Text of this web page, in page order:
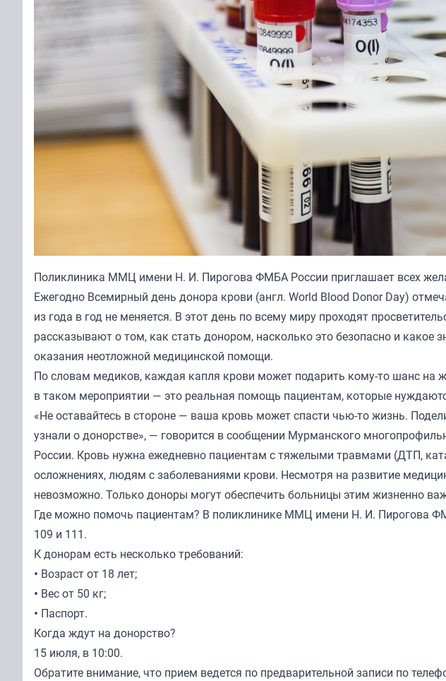
Поликлиника ММЦ имени Н. И. Пирогова ФМБА России приглашает всех
Ежегодно Всемирный день донора крови (англ. World Blood Donor Day)
из года в год не меняется. В этот день по всему миру проходят
рассказывают о том, как стать донором, насколько это безопасно и какое
оказания неотложной медицинской помощи.
По словам медиков, каждая капля крови может подарить кому-то шанс на
в таком мероприятии — это реальная помощь пациентам, которые
«Не оставайтесь в стороне — ваша кровь может спасти чью-то жизнь.
узнали о донорстве», — говорится в сообщении Мурманского
России. Кровь нужна ежедневно пациентам с тяжелыми травмами (ДТП,
осложнениях, людям с заболеваниями крови. Несмотря на развитие
невозможно. Только доноры могут обеспечить больницы этим жизненно
Где можно помочь пациентам? В поликлинике ММЦ имени Н. И. Пирогова
109 и 111.
К донорам есть несколько требований:
• Возраст от 18 лет;
• Вес от 50 кг;
• Паспорт.
Когда ждут на донорство?
15 июля, в 10:00.
Обратите внимание, что прием ведется по предварительной записи по